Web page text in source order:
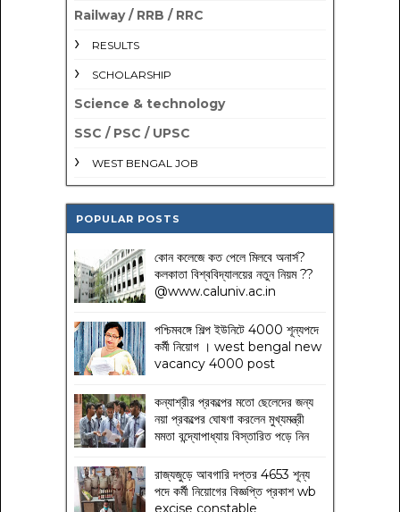
Railway / RRB / RRC
RESULTS
SCHOLARSHIP
Science & technology
SSC / PSC / UPSC
WEST BENGAL JOB
POPULAR POSTS
কোন কলেজে কত পেলে মিলবে অনার্স?
কলকাতা বিশ্ববিদ্যালয়ের নতুন নিয়ম??
@www.caluniv.ac.in
পশ্চিমবঙ্গে শিল্প ইউনিটে 4000 শূন্যপদে
কর্মী নিয়োগ । west bengal new
vacancy 4000 post
কন্যাশ্রীর প্রকল্পের মতো ছেলেদের জন্য
নয়া প্রকল্পের ঘোষণা করলেন মুখ্যমন্ত্রী
মমতা বন্দ্যোপাধ্যায় বিস্তারিত পড়ে নিন
রাজ্যজুড়ে আবগারি দপ্তর 4653 শূন্য
পদে কর্মী নিয়োগের বিজ্ঞপ্তি প্রকাশ wb
excise constable